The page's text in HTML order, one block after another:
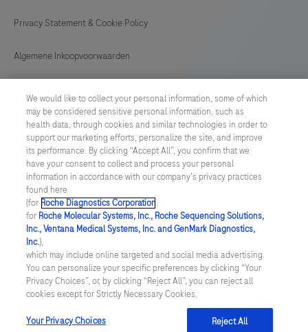
Privacy Statement & Cookie Policy
Algemene Inkoopvoorwaarden
General Purchase Conditions
NETHERLANDS /English
© 2026 Roche Diagnostics Nederland B.V.
Last updated: 06.08.2026
Deze website bevat informatie over producten die zijn bedoeld
voor een breed publiek en kan productdetails of andere
informatie bevatten die niet van toepassing of niet geldig is in uw
land. Wij wijzen u erop dat wij geen enkele verantwoordelijkheid
nemen voor het benaderen van deze informatie die mogelijk niet
in overeenstemming is met enige geldende juridische procedures,
wet- en regelgeving, registraties of gebruik in uw land van
We would like to collect your personal information, some of which
may be considered sensitive personal information, such as
health data, through cookies and similar technologies in order to
support our marketing efforts, personalize the site, and improve
its performance. By clicking “Accept All”, you confirm that we
have your consent to collect and process your personal
information in accordance with our company's privacy practices
found here
(for Roche Diagnostics Corporation.
for Roche Molecular Systems, Inc., Roche Sequencing Solutions,
Inc., Ventana Medical Systems, Inc. and GenMark Diagnostics,
Inc.),
which may include online targeted and social media advertising.
You can personalize your specific preferences by clicking “Your
Privacy Choices”, or, by clicking “Reject All”, you can reject all
cookies except for Strictly Necessary Cookies.
Your Privacy Choices Reject All